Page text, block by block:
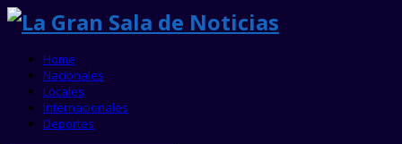
Home
Nacionales
Locales
Internacionales
Deportes